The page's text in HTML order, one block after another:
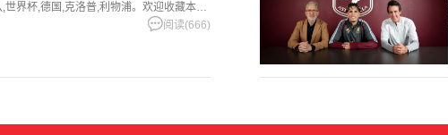
世界杯,德国,克洛普,利物浦。欢迎收藏本
足球，篮球体育资讯。
阅读(666)